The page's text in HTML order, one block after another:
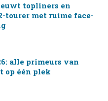
topliners en
tourer met ruime face-
alle primeurs van
op één plek